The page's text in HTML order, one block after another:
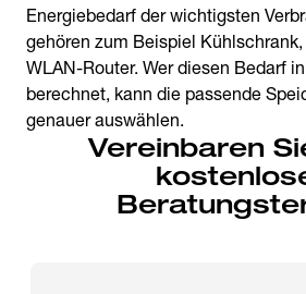
Energiebedarf der wichtigsten
gehören zum Beispiel
WLAN-Router. Wer diesen Bedarf
berechnet, kann die passende
genauer auswählen.
Vereinbaren